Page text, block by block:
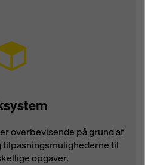
overbevisende på grund af
tilpasningsmulighederne til
opgaver.